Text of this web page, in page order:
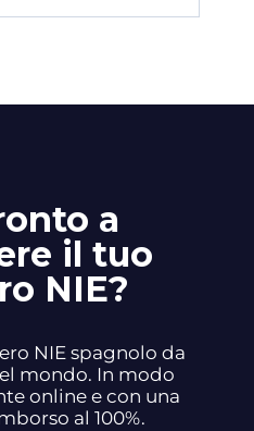
a
il tuo
NIE?
NIE spagnolo da
mondo. In modo
online e con una
al 100%.